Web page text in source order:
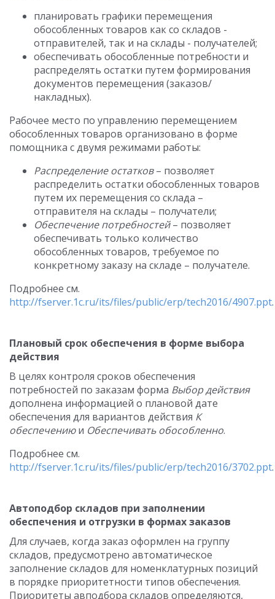
планировать графики перемещения
обособленных товаров как со складов -
отправителей, так и на склады - получателей;
обеспечивать обособленные потребности и
распределять остатки путем формирования
документов перемещения (заказов/
накладных).
Рабочее место по управлению перемещением
обособленных товаров организовано в форме
помощника с двумя режимами работы:
Распределение остатков– позволяет
распределить остатки обособленных товаров
путем их перемещения со склада –
отправителя на склады – получатели;
Обеспечение потребностей– позволяет
обеспечивать только количество
обособленных товаров, требуемое по
конкретному заказу на складе – получателе.
Подробнее см.
http://fserver.1c.ru/its/files/public/erp/tech2016/4907.ppt.
Плановый срок обеспечения в форме выбора
действия
В целях контроля сроков обеспечения
потребностей по заказам форма Выбор действия
дополнена информацией о плановой дате
обеспечения для вариантов действия К
обеспечениюи Обеспечивать обособленно.
Подробнее см.
http://fserver.1c.ru/its/files/public/erp/tech2016/3702.ppt.
Автоподбор складов при заполнении
обеспечения и отгрузки в формах заказов
Для случаев, когда заказ оформлен на группу
складов, предусмотрено автоматическое
заполнение складов для номенклатурных позиций
в порядке приоритетности типов обеспечения.
Приоритеты авподбора складов определяются,